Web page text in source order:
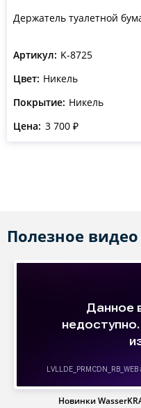
Держатель туалетной
Артикул: K-8725
Цвет: Никель
Покрытие: Никель
Цена: 3 700 ₽
Полезное видео
Новинки